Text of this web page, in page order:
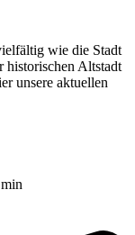
wie die Stadt
historischen Altstadt
unsere aktuellen